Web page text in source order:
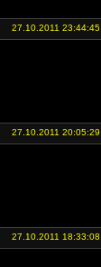
27.10.2011 23:44:45
27.10.2011 20:05:29
27.10.2011 18:33:08